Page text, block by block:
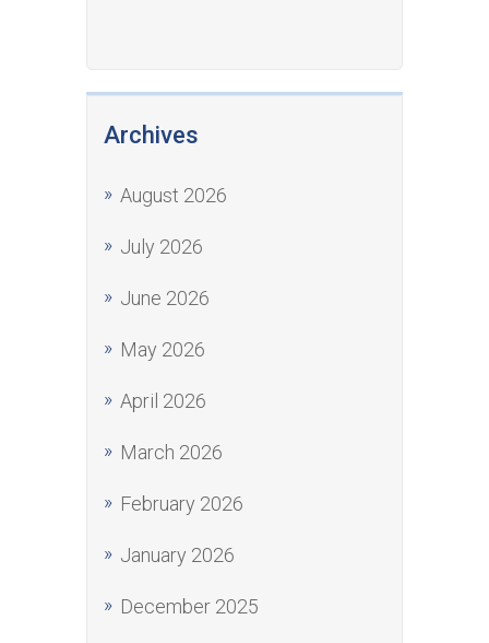
Archives
August 2026
July 2026
June 2026
May 2026
April 2026
March 2026
February 2026
January 2026
December 2025